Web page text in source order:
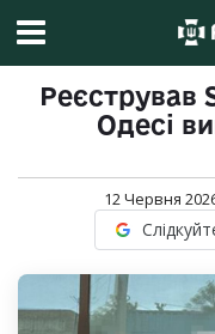
Реєстрував
Одесі
12 Червня